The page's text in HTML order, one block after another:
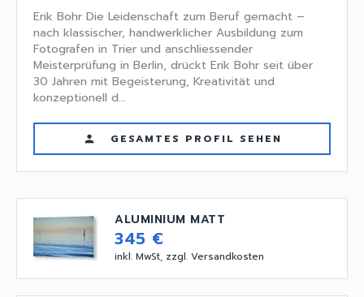
Erik Bohr Die Leidenschaft zum Beruf gemacht –
nach klassischer, handwerklicher Ausbildung zum
Fotografen in Trier und anschliessender
Meisterprüfung in Berlin, drückt Erik Bohr seit über
30 Jahren mit Begeisterung, Kreativität und
konzeptionell d...
person GESAMTES PROFIL SEHEN
ALUMINIUM MATT
345 €
inkl. MwSt, zzgl. Versandkosten